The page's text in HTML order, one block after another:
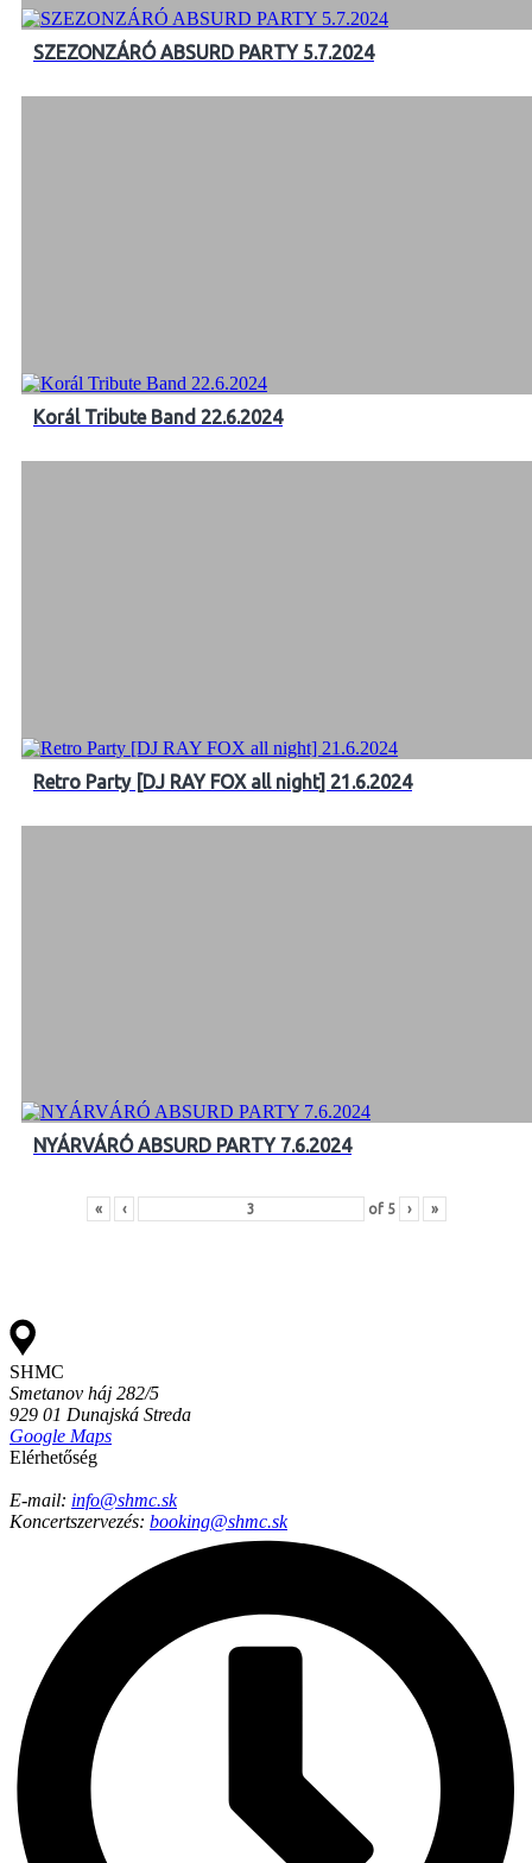
SZEZONZÁRÓ ABSURD PARTY 5.7.2024
Korál Tribute Band 22.6.2024
Retro Party [DJ RAY FOX all night] 21.6.2024
NYÁRVÁRÓ ABSURD PARTY 7.6.2024
« ‹ of 5 › »
SHMC
Smetanov háj 282/5
929 01 Dunajská Streda
Google Maps
Elérhetőség
E-mail: info@shmc.sk​
Koncertszervezés: booking@shmc.sk​